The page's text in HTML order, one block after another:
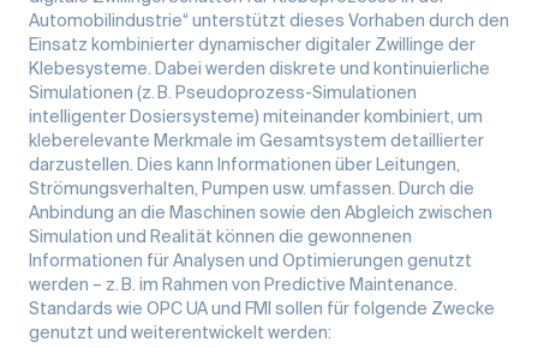
Automobilindustrie“ unterstützt dieses Vorhaben durch den
Einsatz kombinierter dynamischer digitaler Zwillinge der
Klebesysteme. Dabei werden diskrete und kontinuierliche
Simulationen (z. B. Pseudoprozess-Simulationen
intelligenter Dosiersysteme) miteinander kombiniert, um
kleberelevante Merkmale im Gesamtsystem detaillierter
darzustellen. Dies kann Informationen über Leitungen,
Strömungsverhalten, Pumpen usw. umfassen. Durch die
Anbindung an die Maschinen sowie den Abgleich zwischen
Simulation und Realität können die gewonnenen
Informationen für Analysen und Optimierungen genutzt
werden – z. B. im Rahmen von Predictive Maintenance.
Standards wie OPC UA und FMI sollen für folgende Zwecke
genutzt und weiterentwickelt werden: